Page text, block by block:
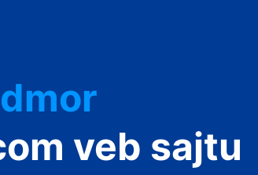
veb sajtu